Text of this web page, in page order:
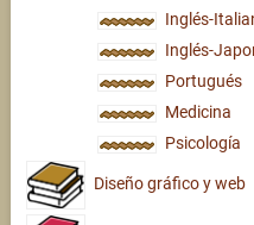
Inglés-
Inglés-
Portugués
Medicina
Psicología
Diseño gráfico y web